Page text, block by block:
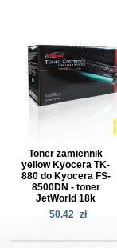
Toner zamiennik
yellow Kyocera TK-
880 do Kyocera FS-
8500DN - toner
JetWorld 18k
50.42 zł